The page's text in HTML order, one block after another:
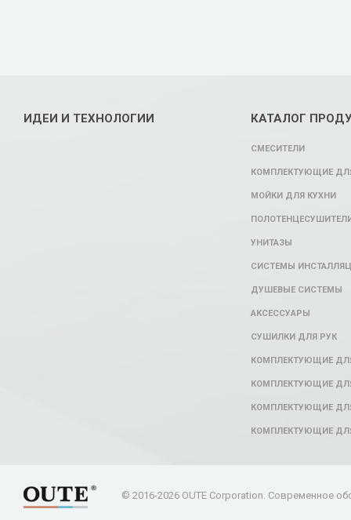
ИДЕИ И ТЕХНОЛОГИИ КАТАЛОГ
СМЕСИТЕЛИ
КОМПЛЕКТУЮЩИЕ
МОЙКИ ДЛЯ КУХНИ
УНИТАЗЫ
СИСТЕМЫ
ДУШЕВЫЕ СИСТЕМЫ
АКСЕССУАРЫ
СУШИЛКИ ДЛЯ РУК
КОМПЛЕКТУЮЩИЕ
КОМПЛЕКТУЮЩИЕ
КОМПЛЕКТУЮЩИЕ
КОМПЛЕКТУЮЩИЕ
© 2016-2026 OUTE Corporation. Современное